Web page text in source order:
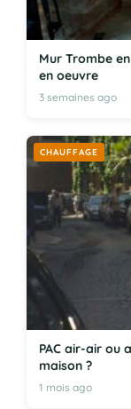
Mur Trombe
en oeuvre
3 semaines ago
CHAUFFAGE
PAC air-air ou
maison ?
1 mois ago